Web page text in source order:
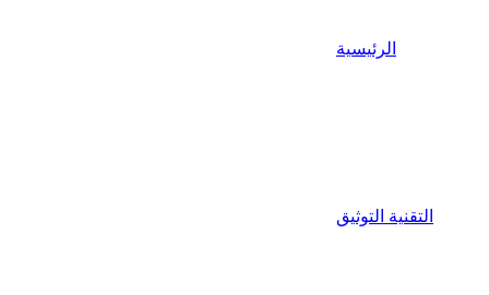
الرئيسية
التقنية التوثيق